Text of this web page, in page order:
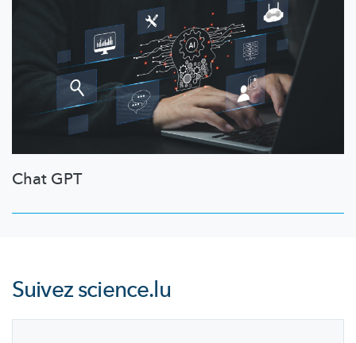
Chat GPT
Suivezscience.lu